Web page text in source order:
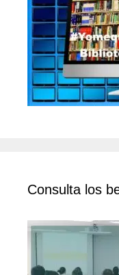
Consulta los